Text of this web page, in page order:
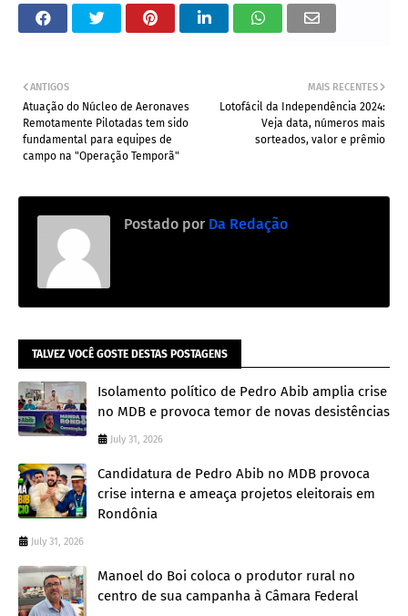
MAIS RECENTES
Lotofácil da Independência 2024:
Veja data, números mais
sorteados, valor e prêmio
ANTIGOS
Atuação do Núcleo de Aeronaves
Remotamente Pilotadas tem sido
fundamental para equipes de
campo na "Operação Temporã"
Postado por Da Redação
TALVEZ VOCÊ GOSTE DESTAS POSTAGENS
Isolamento político de Pedro Abib amplia crise
no MDB e provoca temor de novas desistências
July 31, 2026
Candidatura de Pedro Abib no MDB provoca
crise interna e ameaça projetos eleitorais em
Rondônia
July 31, 2026
Manoel do Boi coloca o produtor rural no
centro de sua campanha à Câmara Federal